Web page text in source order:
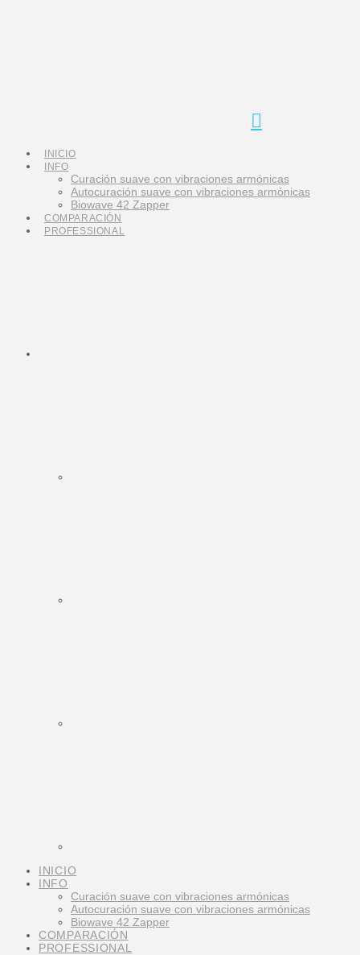
INICIO
INFO
Curación suave con vibraciones armónicas
Autocuración suave con vibraciones armónicas
Biowave 42 Zapper
COMPARACIÓN
PROFESSIONAL
INICIO
INFO
Curación suave con vibraciones armónicas
Autocuración suave con vibraciones armónicas
Biowave 42 Zapper
COMPARACIÓN
PROFESSIONAL